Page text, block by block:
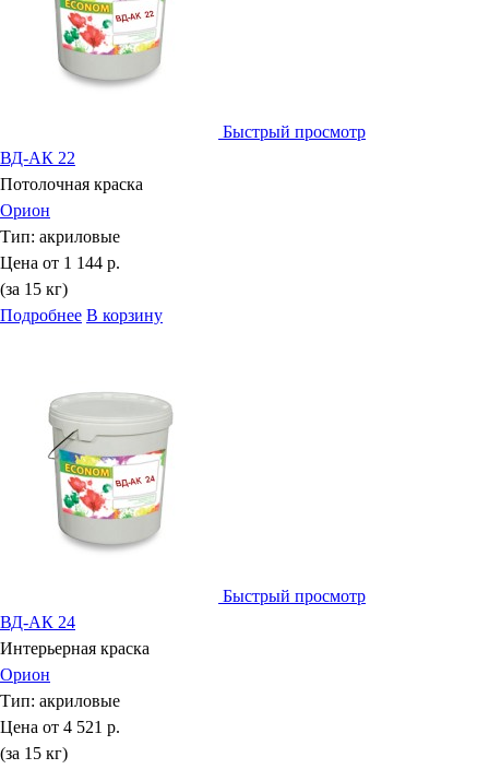
Быстрый просмотр
ВД-АК 22
Потолочная краска
Орион
Тип: акриловые
Цена от 1 144 р.
(за 15 кг)
Подробнее В корзину
Быстрый просмотр
ВД-АК 24
Интерьерная краска
Орион
Тип: акриловые
Цена от 4 521 р.
(за 15 кг)